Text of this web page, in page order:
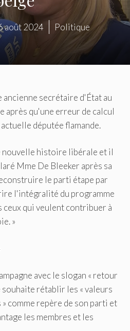
août 2024 Politique
ancienne secrétaire d'État au
après qu'une erreur de calcul
députée flamande.
nouvelle histoire libérale et il
Mme De Bleeker après sa
le parti étape par
l'intégralité du programme
ceux qui veulent contribuer à
»
avec le slogan « retour
souhaite rétablir les « valeurs
comme repère de son parti et
les membres et les